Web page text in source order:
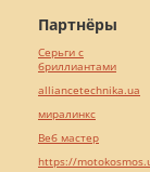
Партнёры
Серьги с
бриллиантами
alliancetechnika.ua
миралинкс
Веб мастер
https://